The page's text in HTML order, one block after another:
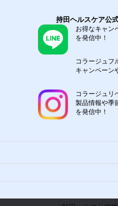
持田ヘルスケア公
お得なキャン
を発信中！
コラージュフ
キャンペーン
コラージュリ
製品情報や季
を発信中！